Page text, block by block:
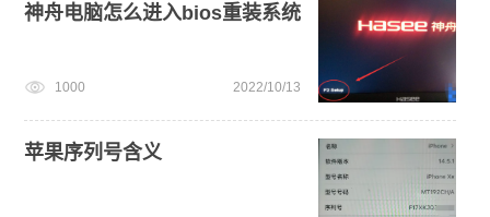
神舟电脑怎么进入bios重装系统
1000 2022/10/13
苹果序列号含义